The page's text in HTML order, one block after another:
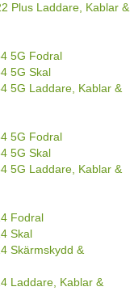
Plus Laddare, Kablar &
5G Fodral
5G Skal
5G Laddare, Kablar &
5G Fodral
5G Skal
5G Laddare, Kablar &
Fodral
Skal
Skärmskydd &
Laddare, Kablar &